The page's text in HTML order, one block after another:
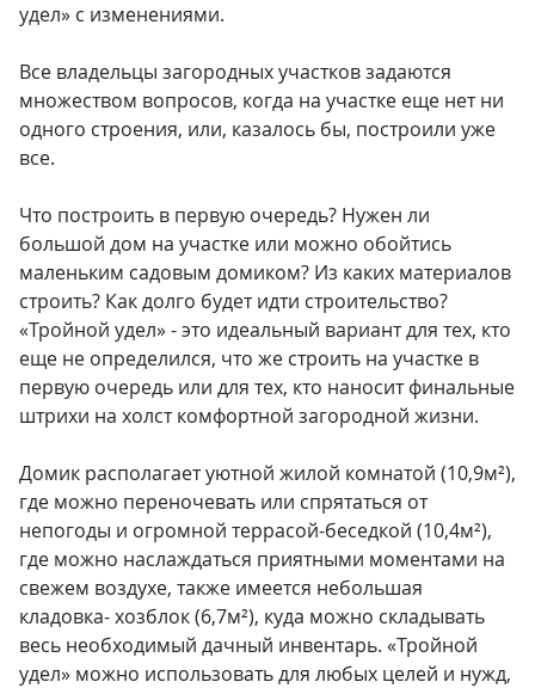
удел» с изменениями.
Все владельцы загородных участков задаются
множеством вопросов, когда на участке еще нет ни
одного строения, или, казалось бы, построили уже
все.
Что построить в первую очередь? Нужен ли
большой дом на участке или можно обойтись
маленьким садовым домиком? Из каких материалов
строить? Как долго будет идти строительство?
«Тройной удел» - это идеальный вариант для тех, кто
еще не определился, что же строить на участке в
первую очередь или для тех, кто наносит финальные
штрихи на холст комфортной загородной жизни.
Домик располагает уютной жилой комнатой (10,9м²),
где можно переночевать или спрятаться от
непогоды и огромной террасой-беседкой (10,4м²),
где можно наслаждаться приятными моментами на
свежем воздухе, также имеется небольшая
кладовка- хозблок (6,7м²), куда можно складывать
весь необходимый дачный инвентарь. «Тройной
удел» можно использовать для любых целей и нужд,